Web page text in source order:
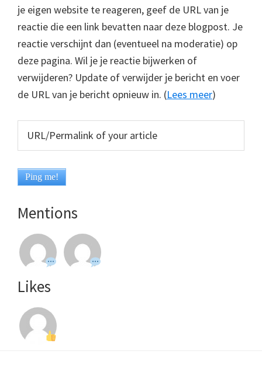
je eigen website te reageren, geef de URL van je
reactie die een link bevatten naar deze blogpost. Je
reactie verschijnt dan (eventueel na moderatie) op
deze pagina. Wil je je reactie bijwerken of
verwijderen? Update of verwijder je bericht en voer
de URL van je bericht opnieuw in. (Lees meer)
Mentions
Likes